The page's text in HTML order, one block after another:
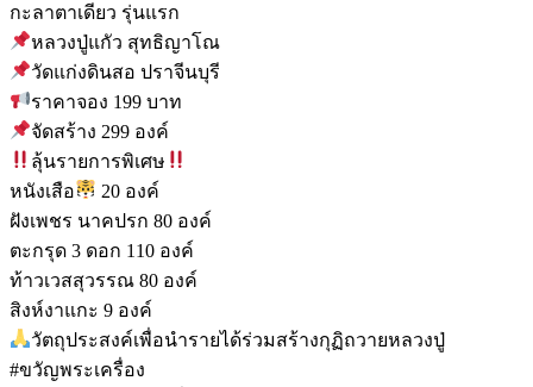
กะลาตาเดียว รุ่นแรก
หลวงปู่แกัว สุทธิญาโณ
วัดแก่งดินสอ ปราจีนบุรี
ราคาจอง 199 บาท
จัดสร้าง 299 องค์
ลุ้นรายการพิเศษ
หนังเสือ
20 องค์
ฝังเพชร นาคปรก 80 องค์
ตะกรุด 3 ดอก 110 องค์
ท้าวเวสสุวรรณ 80 องค์
สิงห์งาแกะ 9 องค์
วัตถุประสงค์เพื่อนำรายได้ร่วมสร้างกุฏิถวายหลวงปู่
#ขวัญพระเครื่อง